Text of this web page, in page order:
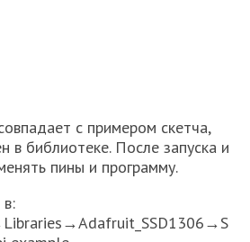
с примером скетча,
в библиотеке. После запуска и
пины и программу.